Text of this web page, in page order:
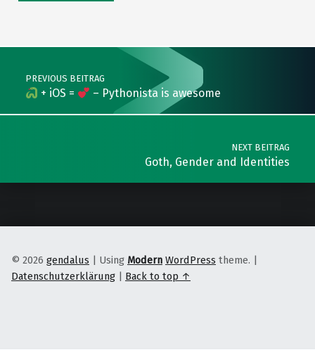
Post navigation
PREVIOUS BEITRAG
+ iOS = – Pythonista is awesome
NEXT BEITRAG
Goth, Gender and Identities
© 2026 gendalus | Using Modern WordPress theme. |
Datenschutzerklärung | Back to top ↑